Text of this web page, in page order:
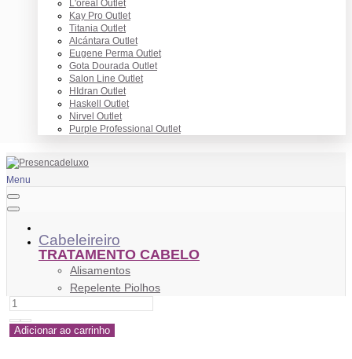
L'oreal Outlet
Kay Pro Outlet
Titania Outlet
Alcántara Outlet
Eugene Perma Outlet
Gota Dourada Outlet
Salon Line Outlet
HIdran Outlet
Haskell Outlet
Nirvel Outlet
Purple Professional Outlet
Menu
Cabeleireiro
TRATAMENTO CABELO
Alisamentos
Repelente Piolhos
Tratamento Anticaspa
Anti Frizz
Adicionar ao carrinho